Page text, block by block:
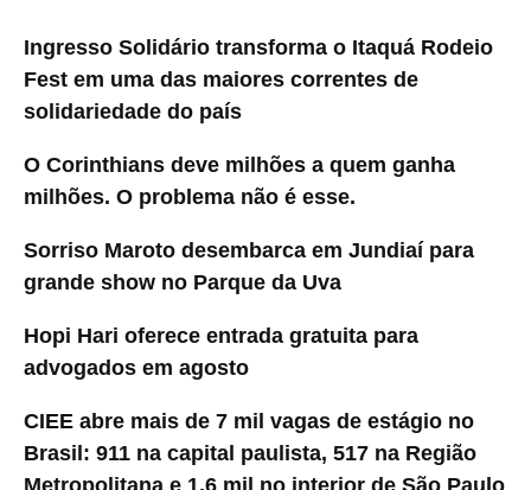
Ingresso Solidário transforma o Itaquá Rodeio
Fest em uma das maiores correntes de
solidariedade do país
O Corinthians deve milhões a quem ganha
milhões. O problema não é esse.
Sorriso Maroto desembarca em Jundiaí para
grande show no Parque da Uva
Hopi Hari oferece entrada gratuita para
advogados em agosto
CIEE abre mais de 7 mil vagas de estágio no
Brasil: 911 na capital paulista, 517 na Região